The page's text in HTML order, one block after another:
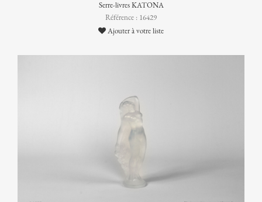
Serre-livres KATONA
Référence : 16429
Ajouter à votre liste